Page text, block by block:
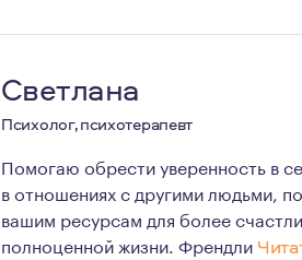
Светлана
Психолог, психотерапевт
Помогаю обрести уверенность в
в отношениях с другими людьми,
вашим ресурсам для более
полноценной жизни. Френдли